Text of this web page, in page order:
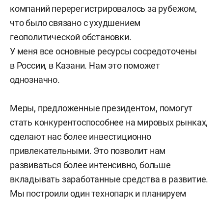
компаний перерегистрировалось за рубежом,
что было связано с ухудшением
геополитической обстановки.
У меня все основные ресурсы сосредоточены
в России, в Казани. Нам это поможет
однозначно.
Меры, предложенные президентом, помогут
стать конкурентоспособнее на мировых рынках,
сделают нас более инвестиционно
привлекательными. Это позволит нам
развиваться более интенсивно, больше
вкладывать заработанные средства в развитие.
Мы построили один технопарк и планируем